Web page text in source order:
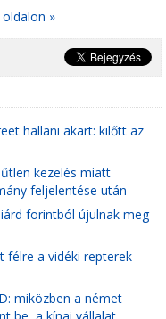
»
hallani akart: kilőtt az
kezelés miatt
feljelentése után
forintból újulnak meg
félre a vidéki repterek
miközben a német
be, a kínai vállalat